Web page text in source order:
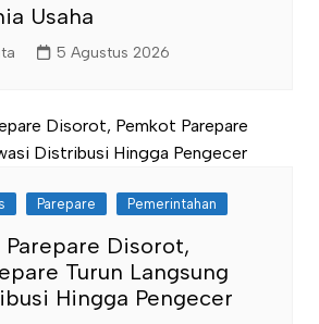
Usaha
5 Agustus 2026
Parepare Pemerintahan
Parepare Disorot,
Turun Langsung
Hingga Pengecer